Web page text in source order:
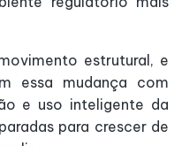
estrutural, e
essa mudança com
e uso inteligente da
para crescer de